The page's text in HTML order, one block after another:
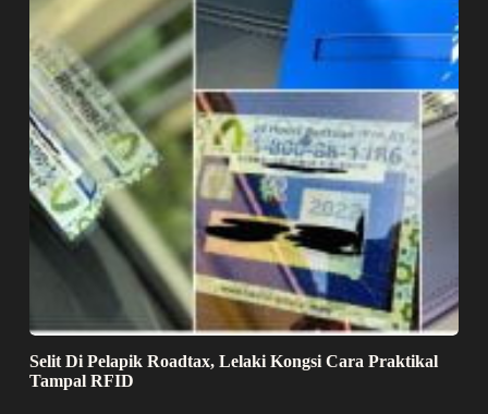
Selit Di Pelapik Roadtax, Lelaki Kongsi Cara Praktikal
Tampal RFID